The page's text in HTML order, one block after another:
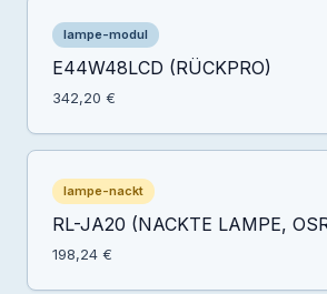
lampe-modul
E44W48LCD (RÜCKPRO)
342,20 €
lampe-nackt
RL-JA20 (NACKTE LAMPE,
198,24 €